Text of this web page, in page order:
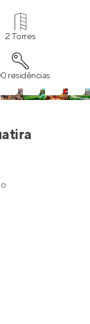
2 Torres
residências